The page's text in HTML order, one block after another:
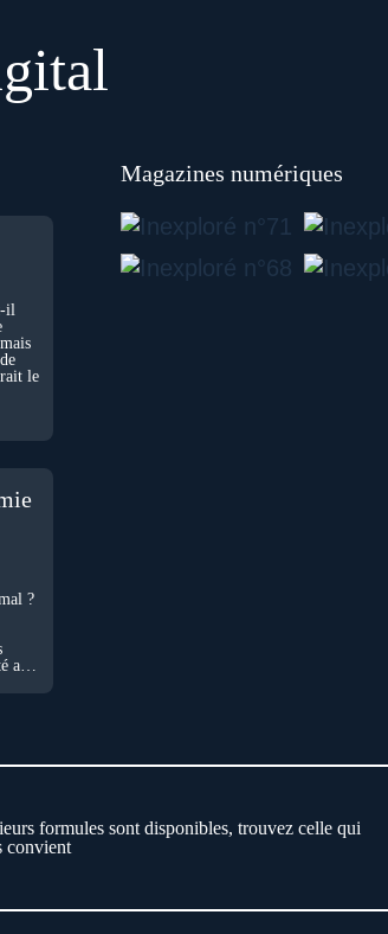
il
le
?
au
Magazines numériques
formules sont disponibles, trouvez celle qui
convient